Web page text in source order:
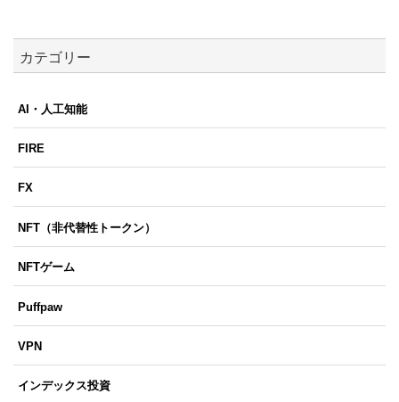
カテゴリー
AI・人工知能
FIRE
FX
NFT（非代替性トークン）
NFTゲーム
Puffpaw
VPN
インデックス投資